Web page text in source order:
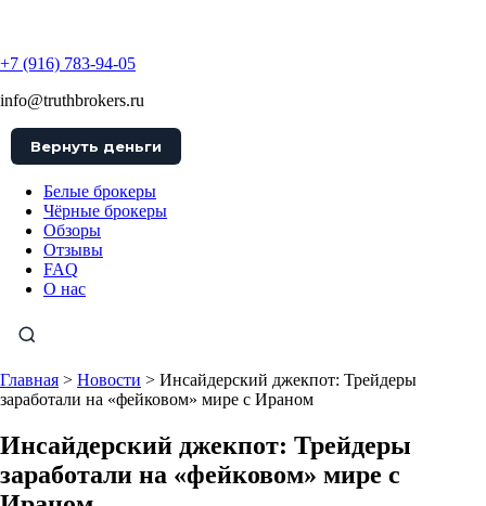
+7 (916) 783-94-05
info@truthbrokers.ru
Вернуть деньги
Белые брокеры
Чёрные брокеры
Обзоры
Отзывы
FAQ
О нас
Главная > Новости > Инсайдерский джекпот: Трейдеры
заработали на «фейковом» мире с Ираном
Инсайдерский джекпот: Трейдеры
заработали на «фейковом» мире с